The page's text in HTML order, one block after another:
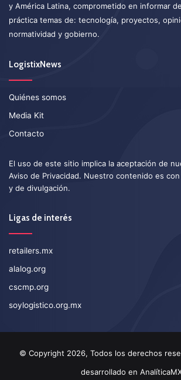
y América Latina, comprometido en informar
práctica temas de: tecnología, proyectos,
normatividad y gobierno.
LogistixNews
Quiénes somos
Media Kit
Contacto
El uso de este sitio implica la aceptación de
Aviso de Privacidad. Nuestro contenido es
y de divulgación.
Ligas de interés
retailers.mx
alalog.org
cscmp.org
soylogistico.org.mx
© Copyright 2026, Todos los derechos
desarrollado en